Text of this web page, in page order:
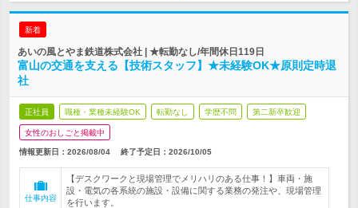
新着
あいの風とやま鉄道株式会社 | ★転勤なし/年間休日119日
富山の交通を支える【技術スタッフ】★未経験OK★原則定時退
社
正社員 職種・業種未経験OK 転勤なし 学歴不問 第二新卒歓迎
女性のおしごと掲載中
情報更新日：2026/08/04 終了予定日： 2026/10/05
仕事内容
【デスクワークと現場管理でメリハリのある仕事！】車両・施
設・電気の各系統の施設・設備に関する業務の発注や、現場管理
を行います。